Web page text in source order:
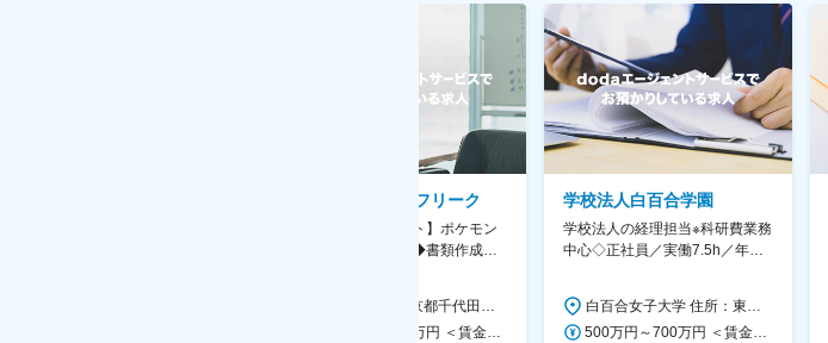
株式会社ゲームフリーク
【庶務アシスタント】ポケモン
シリーズ開発企業◆書類作成・
本社 住所：東京都千代田区神田錦町2-2-1 KANDASQUARE 受動喫煙対策：屋内全面禁煙 変更の範囲：会社の定める事業所
350万円～500万円 ＜賃金形態＞ 月給制 ＜賃金内訳＞ 月額（基本給）：215,000円～307,000円 固定残業手当/月：76,700円～110,000円（固定残業時間45時間0分/月） 超過した時間外労働の残業手当は追加支給 ＜月給＞ 291,700円～417,000円（一律手当を含む） ＜昇給有無＞ 有 ＜残業手当＞ 有 ＜給与補足＞ ※経験・能力を考慮の上、年齢に関わりなく当社規定により優遇します。 賃金はあくまでも目安の金額であり、選考を通じて上下する可能性があります。 月給(月額)は固定手当を含めた表記です。
学校法人白百合学園
学校法人の経理担当※科研費業務
中心◇正社員／実働7.5h／年休
大学
白百合女子大学 住所：東京都調布市緑ヶ丘1-25 勤務地最寄駅：京王線／仙川駅 受動喫煙対策：屋内全面禁煙 変更の範囲：会社の定める事業所
500万円～700万円 ＜賃金形態＞ 月給制 ＜賃金内訳＞ 月額（基本給）：280,000円～430,000円 ＜月給＞ 280,000円～430,000円 ＜昇給有無＞ 有 ＜残業手当＞ 有 ＜給与補足＞ ※年齢・過去の経験に基づき、本学規定に合わせ決定 【残業手当】有 /残業時間に応じて全額支給（※想定年収に含む） 【各種手当】扶養手当/住宅手当/通勤手当 等 【賞与】年2回（6月、12月） 【昇給】年1回（4月） 賃金はあくまでも目安の金額であり、選考を通じて上下する可能性があります。 月給(月額)は固定手当を含めた表記です。